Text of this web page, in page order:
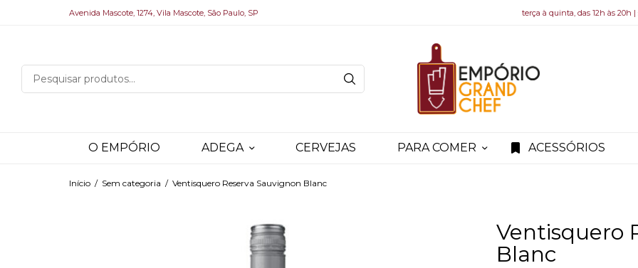
Avenida Mascote, 1274, Vila Mascote, São Paulo, SP terça à quinta, das 12h às 20h |
O EMPÓRIO ADEGA CERVEJAS PARA COMER ACESSÓRIOS
Início / Sem categoria / Ventisquero Reserva Sauvignon Blanc
Ventisquero
Blanc